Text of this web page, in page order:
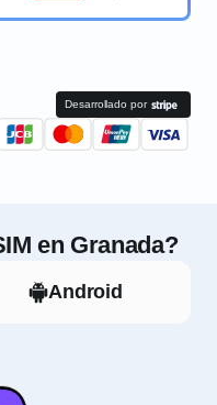
Desarrollado por
en Granada?
Android